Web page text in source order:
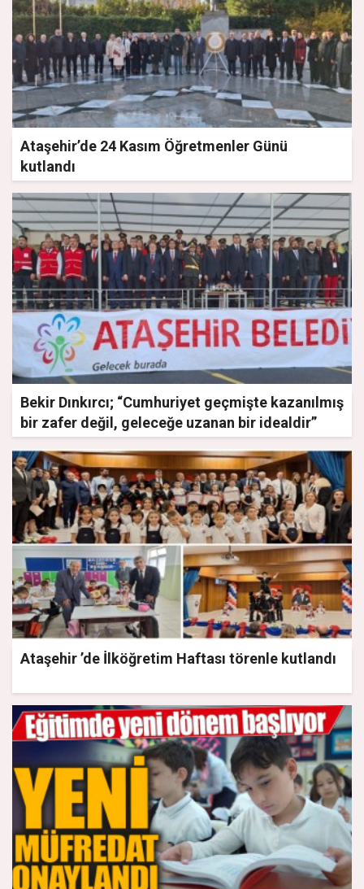
Ataşehir’de 24 Kasım Öğretmenler Günü
kutlandı
Bekir Dınkırcı; “Cumhuriyet geçmişte kazanılmış
bir zafer değil, geleceğe uzanan bir idealdir”
Ataşehir ’de İlköğretim Haftası törenle kutlandı